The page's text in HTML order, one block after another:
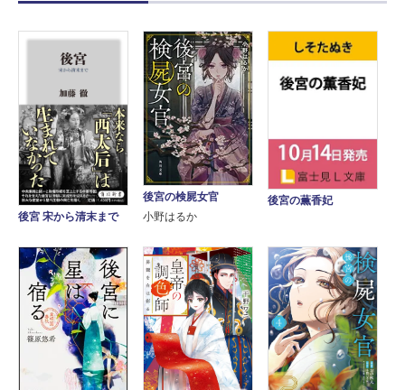
後宮 宋から清末まで
後宮の検屍女官
小野はるか
後宮の薫香妃